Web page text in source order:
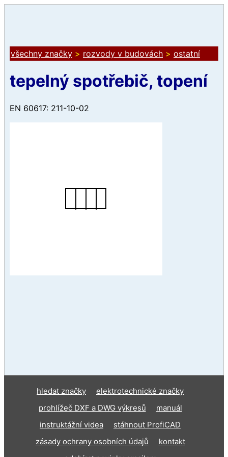
všechny značky > rozvody v budovách > ostatní
tepelný spotřebič, topení
EN 60617: 211-10-02
hledat značky
elektrotechnické značky
prohlížeč DXF a DWG výkresů
manuál
instruktážní videa
stáhnout ProfiCAD
zásady ochrany osobních údajů
kontakt